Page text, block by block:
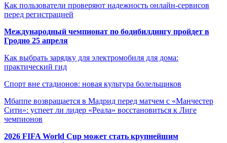
Как пользователи проверяют надежность онлайн-сервисов
перед регистрацией
Международный чемпионат по бодибилдингу пройдет в
Гродно 25 апреля
Как выбрать зарядку для электромобиля для дома:
практический гид
Спорт вне стадионов: новая культура болельщиков
Мбаппе возвращается в Мадрид перед матчем с «Манчестер
Сити»: успеет ли лидер «Реала» восстановиться к Лиге
чемпионов
2026 FIFA World Cup может стать крупнейшим